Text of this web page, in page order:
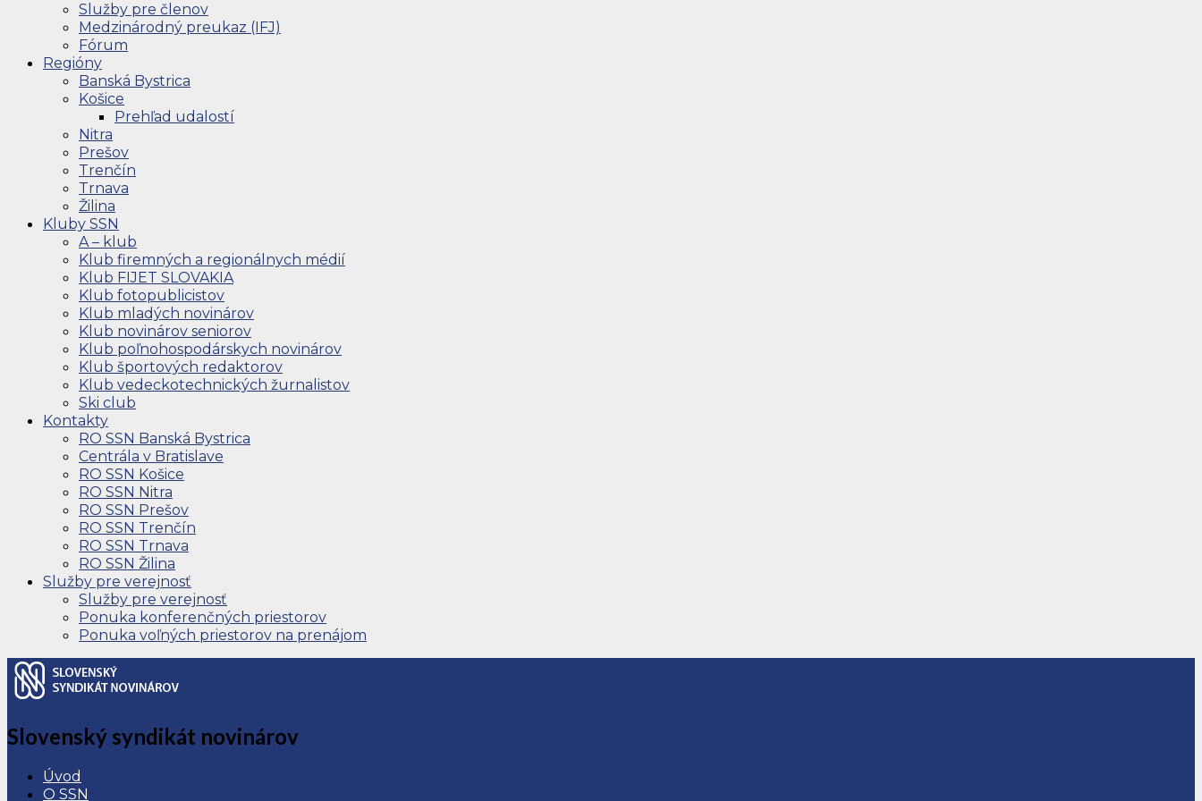
Služby pre členov
Medzinárodný preukaz (IFJ)
Fórum
Regióny
Banská Bystrica
Košice
Prehľad udalostí
Nitra
Prešov
Trenčín
Trnava
Žilina
Kluby SSN
A – klub
Klub firemných a regionálnych médií
Klub FIJET SLOVAKIA
Klub fotopublicistov
Klub mladých novinárov
Klub novinárov seniorov
Klub poľnohospodárskych novinárov
Klub športových redaktorov
Klub vedeckotechnických žurnalistov
Ski club
Kontakty
RO SSN Banská Bystrica
Centrála v Bratislave
RO SSN Košice
RO SSN Nitra
RO SSN Prešov
RO SSN Trenčín
RO SSN Trnava
RO SSN Žilina
Služby pre verejnosť
Služby pre verejnosť
Ponuka konferenčných priestorov
Ponuka voľných priestorov na prenájom
Slovenský syndikát novinárov
Úvod
O SSN